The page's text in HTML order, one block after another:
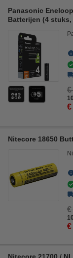
Panasonic
Batterijen (4 stuks,
5 €
€
Nitecore 18650
€
€